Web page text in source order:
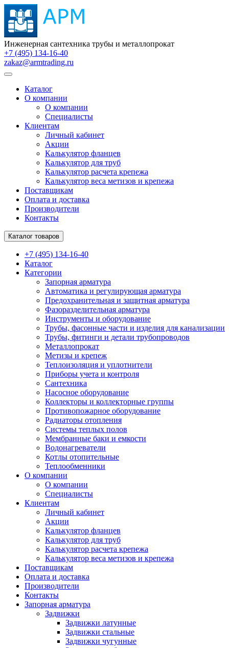
Инженерная сантехника трубы и металлопрокат
+7 (495) 134-16-40
zakaz@armtrading.ru
Каталог
О компании
О компании
Специалисты
Клиентам
Личный кабинет
Акции
Калькулятор фланцев
Калькулятор для труб
Калькулятор расчета крепежа
Калькулятор веса метизов и крепежа
Поставщикам
Оплата и доставка
Производители
Контакты
Каталог товаров
+7 (495) 134-16-40
Каталог
Категории
Запорная арматура
Автоматика и регулирующая арматура
Предохранительная и защитная арматура
Фазоразделительная арматура
Инструменты и оборудование
Трубы, фасонные части и изделия для канализации
Трубы, фитинги и детали трубопроводов
Металлопрокат
Метизы и крепеж
Теплоизоляция и уплотнители
Приборы учета и контроля
Сантехника
Насосное оборудование
Коллекторы и коллекторные группы
Противопожарное оборудование
Радиаторы отопления
Системы теплых полов
Мембранные баки и емкости
Водонагреватели
Котлы отопительные
Теплообменники
О компании
О компании
Специалисты
Клиентам
Личный кабинет
Акции
Калькулятор фланцев
Калькулятор для труб
Калькулятор расчета крепежа
Калькулятор веса метизов и крепежа
Поставщикам
Оплата и доставка
Производители
Контакты
Запорная арматура
Задвижки
Задвижки латунные
Задвижки стальные
Задвижки чугунные